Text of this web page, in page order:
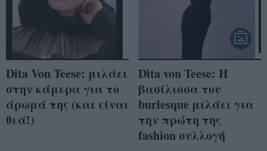
Dita Von Teese: μιλάει
στην κάμερα για το
άρωμά της (και είναι
θεά!)
Dita von Teese: Η
βασίλισσα του
burlesque μιλάει για
την πρώτη της
fashion συλλογή